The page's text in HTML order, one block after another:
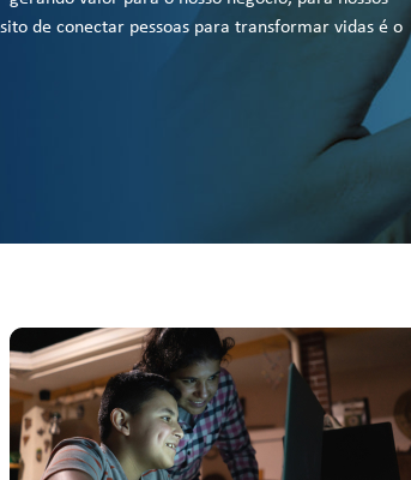
de conectar pessoas para transformar vidas é o